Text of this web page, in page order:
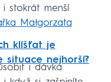
stokrát menší
Małgorzata
klíšťat je
situace nejhorší?
i dávka